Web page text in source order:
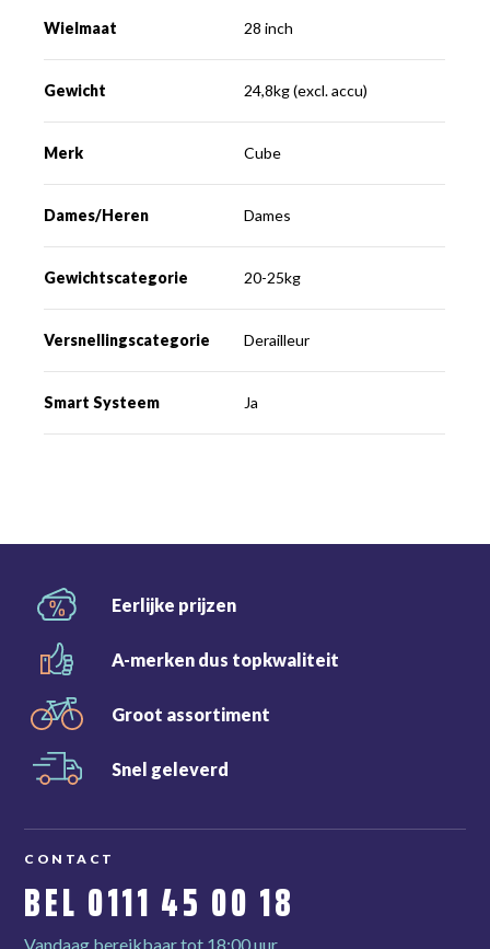
Wielmaat 28 inch
Gewicht 24,8kg (excl. accu)
Merk Cube
Dames/Heren Dames
Gewichtscategorie 20-25kg
Versnellingscategorie Derailleur
Smart Systeem Ja
Eerlijke prijzen
A-merken dus topkwaliteit
Groot assortiment
Snel geleverd
CONTACT
BEL 0111 45 00 18
Vandaag bereikbaar tot 18:00 uur